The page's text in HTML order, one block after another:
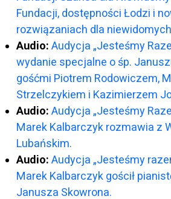
Fundacji, dostępności Łodzi i
rozwiązaniach dla
Audio: Audycja „Jesteśmy
wydanie specjalne o śp.
gośćmi Piotrem Rodowiczem,
Strzelczykiem i Kazimierzem
Audio: Audycja „Jesteśmy
Marek Kalbarczyk rozmawia z
Lubańskim.
Audio: Audycja „Jesteśmy
Marek Kalbarczyk gościł
Janusza Skowrona.